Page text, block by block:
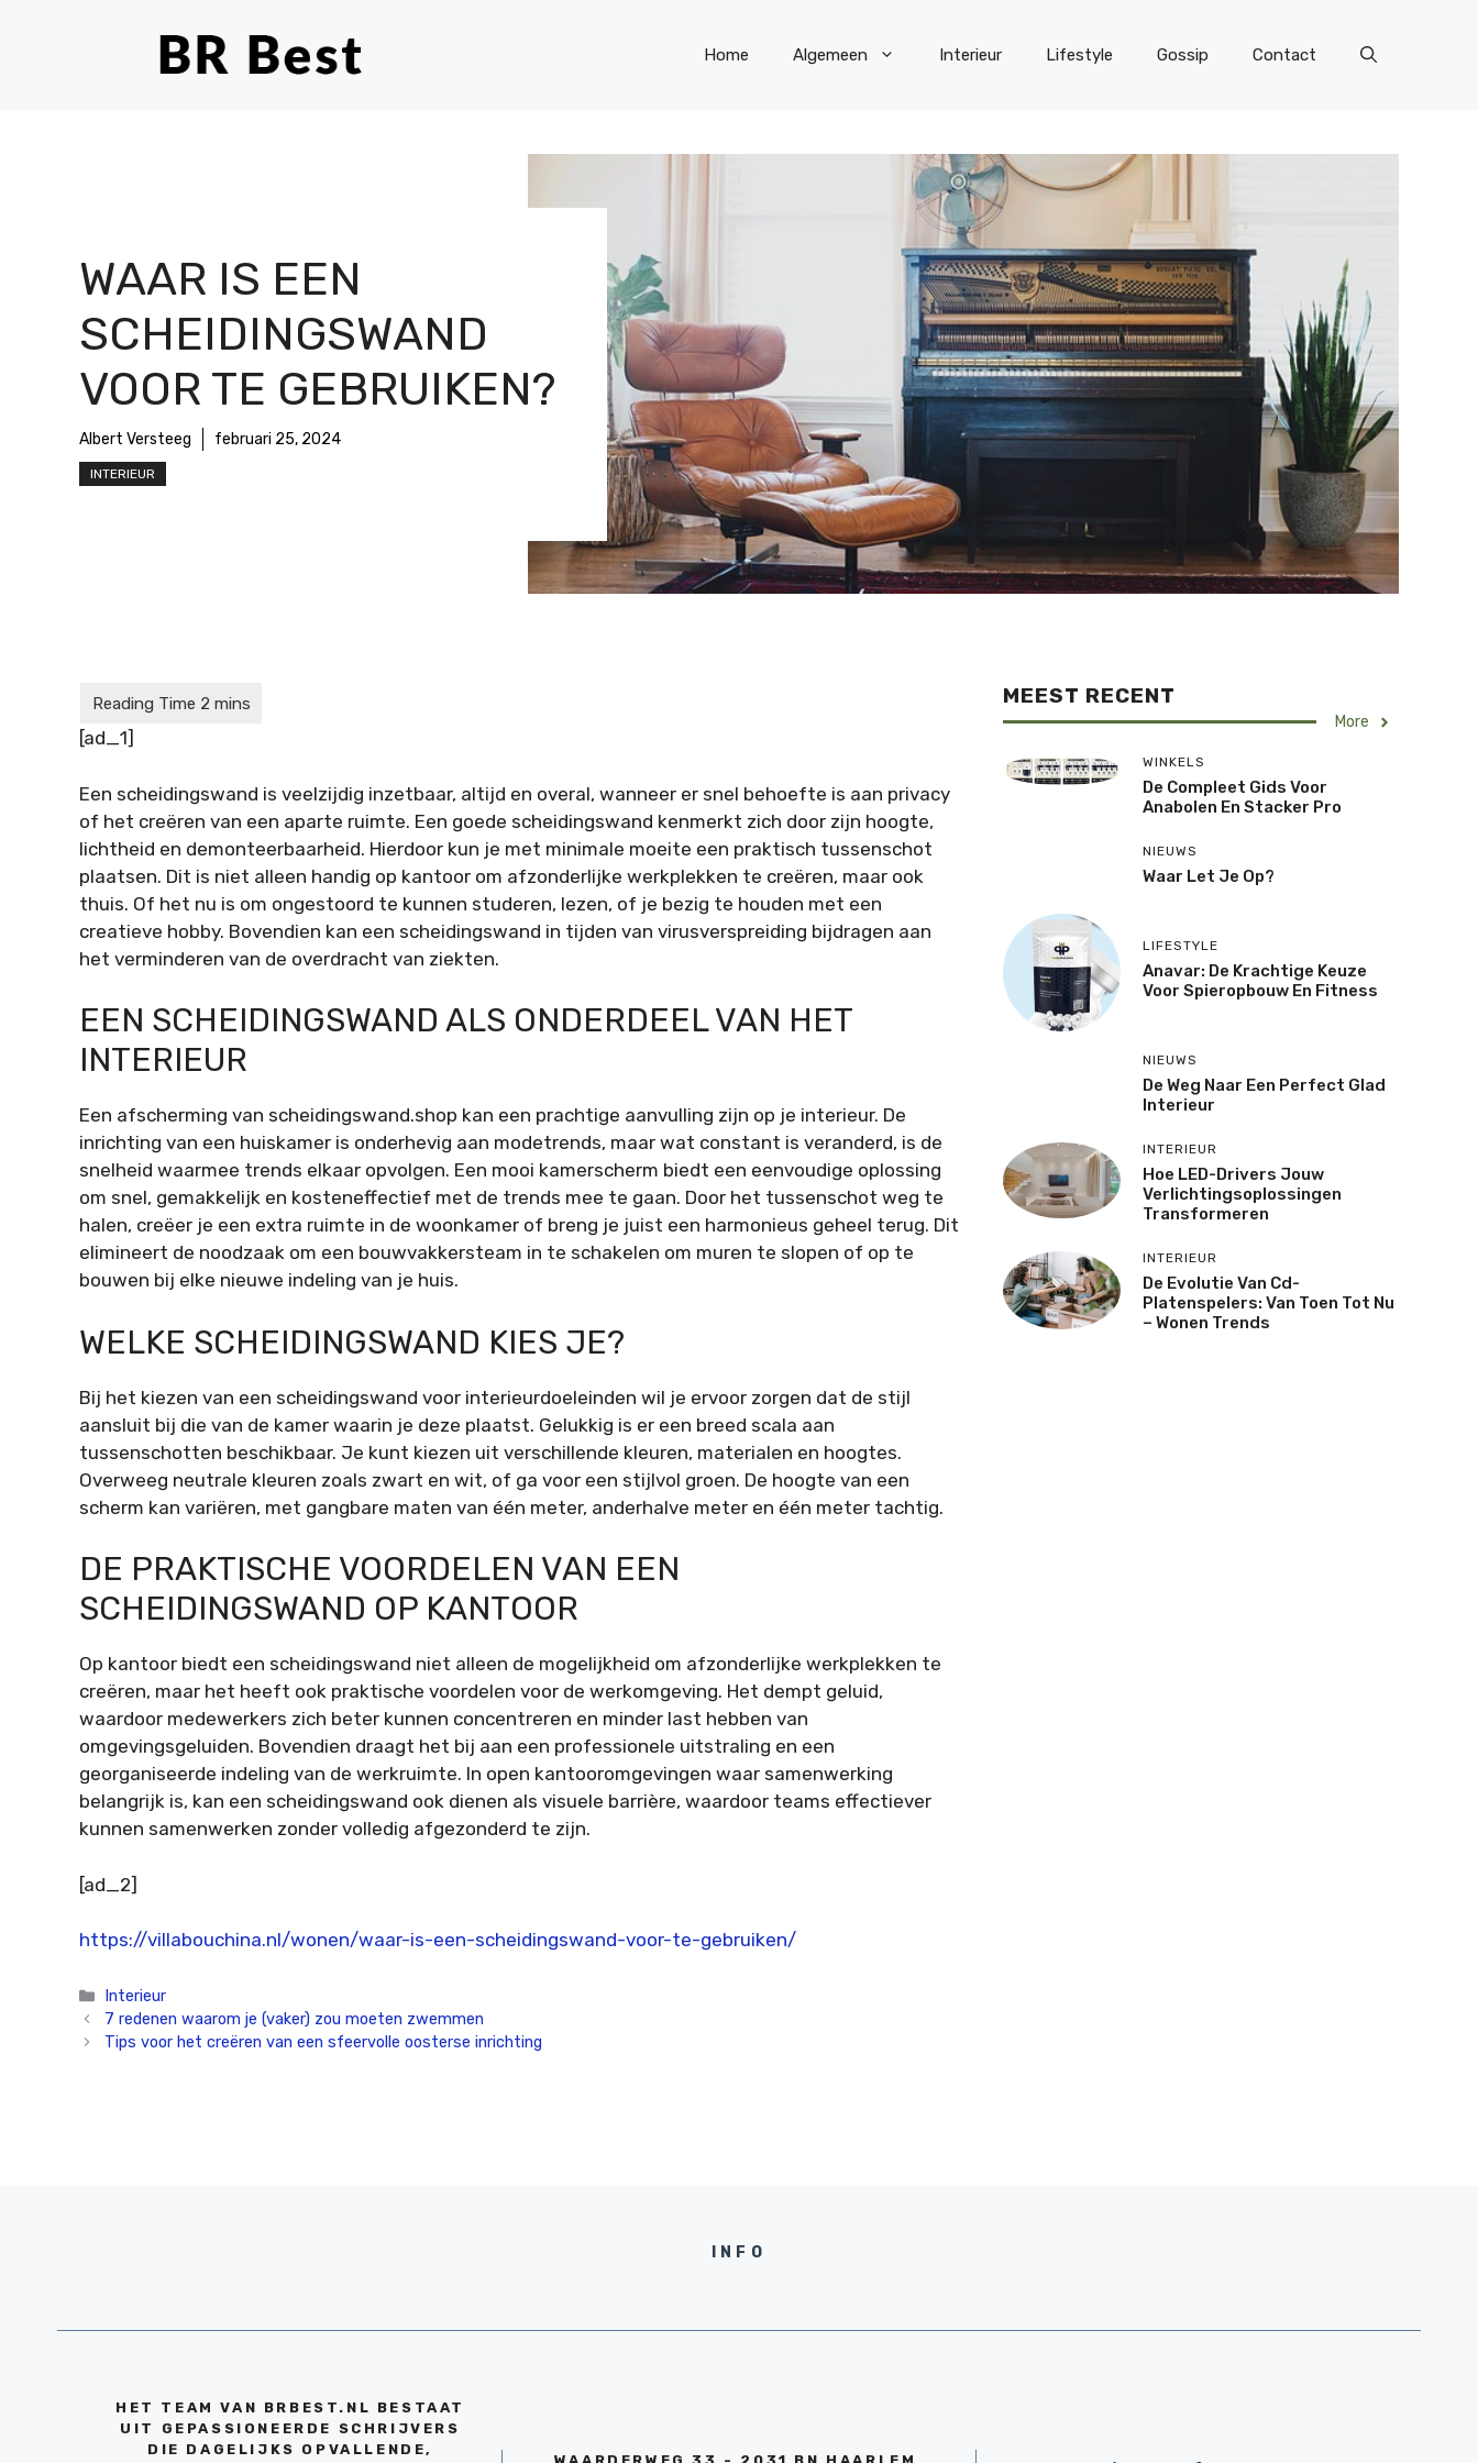
Home Algemeen Interieur Lifestyle Gossip Contact
WAAR IS EEN
SCHEIDINGSWAND
VOOR TE GEBRUIKEN?
Albert Versteeg februari 25, 2024
INTERIEUR
[ad_1]
Een scheidingswand is veelzijdig inzetbaar, altijd en overal, wanneer er snel behoefte is aan privacy
of het creëren van een aparte ruimte. Een goede scheidingswand kenmerkt zich door zijn hoogte,
lichtheid en demonteerbaarheid. Hierdoor kun je met minimale moeite een praktisch tussenschot
plaatsen. Dit is niet alleen handig op kantoor om afzonderlijke werkplekken te creëren, maar ook
thuis. Of het nu is om ongestoord te kunnen studeren, lezen, of je bezig te houden met een
creatieve hobby. Bovendien kan een scheidingswand in tijden van virusverspreiding bijdragen aan
het verminderen van de overdracht van ziekten.
EEN SCHEIDINGSWAND ALS ONDERDEEL VAN HET
INTERIEUR
Een afscherming van scheidingswand.shop kan een prachtige aanvulling zijn op je interieur. De
inrichting van een huiskamer is onderhevig aan modetrends, maar wat constant is veranderd, is de
snelheid waarmee trends elkaar opvolgen. Een mooi kamerscherm biedt een eenvoudige oplossing
om snel, gemakkelijk en kosteneffectief met de trends mee te gaan. Door het tussenschot weg te
halen, creëer je een extra ruimte in de woonkamer of breng je juist een harmonieus geheel terug. Dit
elimineert de noodzaak om een bouwvakkersteam in te schakelen om muren te slopen of op te
bouwen bij elke nieuwe indeling van je huis.
WELKE SCHEIDINGSWAND KIES JE?
Bij het kiezen van een scheidingswand voor interieurdoeleinden wil je ervoor zorgen dat de stijl
aansluit bij die van de kamer waarin je deze plaatst. Gelukkig is er een breed scala aan
tussenschotten beschikbaar. Je kunt kiezen uit verschillende kleuren, materialen en hoogtes.
Overweeg neutrale kleuren zoals zwart en wit, of ga voor een stijlvol groen. De hoogte van een
scherm kan variëren, met gangbare maten van één meter, anderhalve meter en één meter tachtig.
DE PRAKTISCHE VOORDELEN VAN EEN
SCHEIDINGSWAND OP KANTOOR
Op kantoor biedt een scheidingswand niet alleen de mogelijkheid om afzonderlijke werkplekken te
creëren, maar het heeft ook praktische voordelen voor de werkomgeving. Het dempt geluid,
waardoor medewerkers zich beter kunnen concentreren en minder last hebben van
omgevingsgeluiden. Bovendien draagt het bij aan een professionele uitstraling en een
georganiseerde indeling van de werkruimte. In open kantooromgevingen waar samenwerking
belangrijk is, kan een scheidingswand ook dienen als visuele barrière, waardoor teams effectiever
kunnen samenwerken zonder volledig afgezonderd te zijn.
[ad_2]
https://villabouchina.nl/wonen/waar-is-een-scheidingswand-voor-te-gebruiken/
Categorieën
Interieur
7 redenen waarom je (vaker) zou moeten zwemmen
Tips voor het creëren van een sfeervolle oosterse inrichting
MEEST RECENT
More
WINKELS
De Compleet Gids Voor
Anabolen En Stacker Pro
NIEUWS
Waar Let Je Op?
LIFESTYLE
Anavar: De Krachtige Keuze
Voor Spieropbouw En Fitness
NIEUWS
De Weg Naar Een Perfect Glad
Interieur
INTERIEUR
Hoe LED-Drivers Jouw
Verlichtingsoplossingen
Transformeren
INTERIEUR
De Evolutie Van Cd-
Platenspelers: Van Toen Tot Nu
– Wonen Trends
INFO
HET TEAM VAN BRBEST.NL BESTAAT
UIT GEPASSIONEERDE SCHRIJVERS
DIE DAGELIJKS OPVALLENDE,